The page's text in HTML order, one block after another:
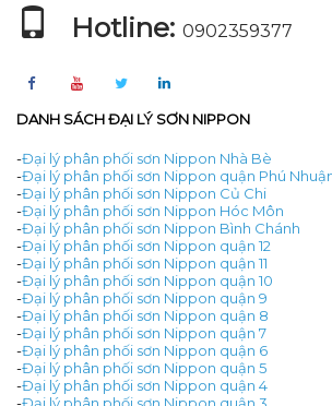
Hotline: 0902359377
DANH SÁCH ĐẠI LÝ SƠN NIPPON
-Đại lý phân phối sơn Nippon Nhà Bè
-Đại lý phân phối sơn Nippon quận Phú
-Đại lý phân phối sơn Nippon Củ Chi
-Đại lý phân phối sơn Nippon Hóc Môn
-Đại lý phân phối sơn Nippon Bình Chánh
-Đại lý phân phối sơn Nippon quận 12
-Đại lý phân phối sơn Nippon quận 11
-Đại lý phân phối sơn Nippon quận 10
-Đại lý phân phối sơn Nippon quận 9
-Đại lý phân phối sơn Nippon quận 8
-Đại lý phân phối sơn Nippon quận 7
-Đại lý phân phối sơn Nippon quận 6
-Đại lý phân phối sơn Nippon quận 5
-Đại lý phân phối sơn Nippon quận 4
-Đại lý phân phối sơn Nippon quận 3